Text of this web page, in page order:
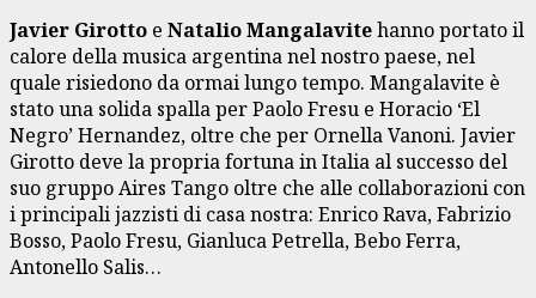
Javier Girotto e Natalio Mangalavitehanno portato il
calore della musica argentina nel nostro paese, nel
quale risiedono da ormai lungo tempo. Mangalavite è
stato una solida spalla per Paolo Fresu e Horacio ‘El
Negro’ Hernandez, oltre che per Ornella Vanoni. Javier
Girotto deve la propria fortuna in Italia al successo del
suo gruppo Aires Tango oltre che alle collaborazioni con
i principali jazzisti di casa nostra: Enrico Rava, Fabrizio
Bosso, Paolo Fresu, Gianluca Petrella, Bebo Ferra,
Antonello Salis…